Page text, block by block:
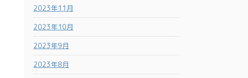
2023年11月
2023年10月
2023年9月
2023年8月